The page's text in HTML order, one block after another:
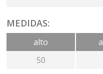
Composición formada
bajo 55cm 1 puerta y
Incluimos un juego de
colgarlo en paredes de
MEDIDAS:
alto
50